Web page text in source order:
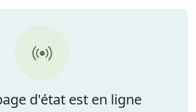
d'état est en ligne